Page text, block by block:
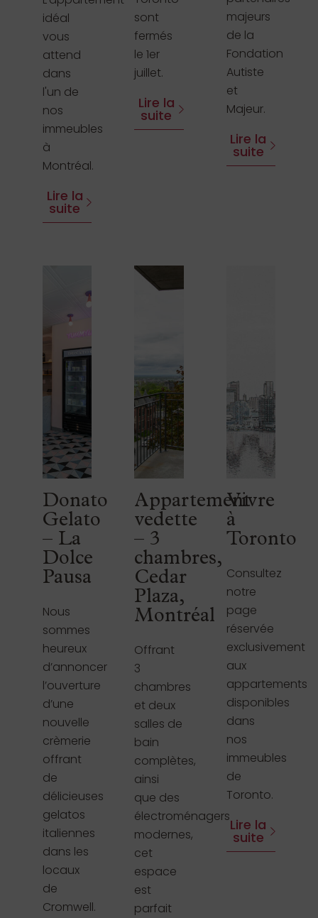
idéal
vous
attend
dans
l'un de
nos
immeubles
à
Montréal.
Lire la
suite
sont
fermés
le 1er
juillet.
Lire la
suite
majeurs
de la
Fondation
Autiste
et
Majeur.
Lire la
suite
Donato
Gelato
– La
Dolce
Pausa
Nous
sommes
heureux
d’annoncer
l’ouverture
d’une
nouvelle
crèmerie
offrant
de
délicieuses
gelatos
italiennes
dans les
locaux
de
Cromwell.
Appartement
vedette
– 3
chambres,
Cedar
Plaza,
Montréal
Offrant
3
chambres
et deux
salles de
bain
complètes,
ainsi
que des
électroménagers
modernes,
cet
espace
est
parfait
Vivre
à
Toronto
Consultez
notre
page
réservée
exclusivement
aux
appartements
disponibles
dans
nos
immeubles
de
Toronto.
Lire la
suite